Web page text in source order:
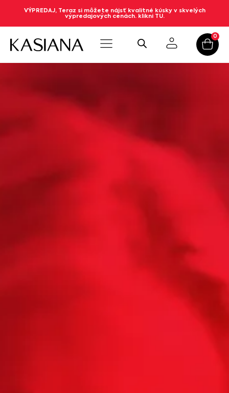
VÝPREDAJ, Teraz si môžete nájsť kvalitné kúsky v skvelých
výpredajových cenách. klikni TU.
0